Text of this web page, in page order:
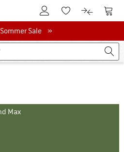
Zum KundenkontoZum Merkzettel.
Zum Zum
SaleSale »
Max